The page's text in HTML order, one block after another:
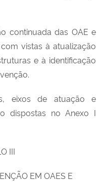
continuada das OAE e
vistas à atualização
e à identificação
eixos de atuação e
dispostas no Anexo I
III
EM OAES E